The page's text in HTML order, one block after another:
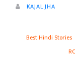
KAJAL JHA
Best Hindi Stories